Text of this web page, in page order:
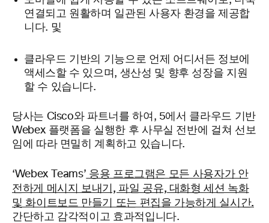
연결되고 원활하며 일관된 사용자 환경을 제공합
니다. 및
클라우드 기반의 기능으로 언제 어디서든 정보에
액세스할 수 있으며, 생산성 및 향후 성장을 지원
할 수 있습니다.
당사는 Cisco와 파트너를 하여, 5에서 클라우드 기반
Webex 플랫폼을 실행한 후 사무실 전반에 걸쳐 선보
임에 따라 면밀히 계획하고 있습니다.
‘Webex Teams’ 응용 프로그램은 모든 사용자가 안
전하게 메시지 보내기, 파일 공유, 대화형 세션 녹화
및 화이트보드 만들기 또는 편집을 가능하게 실시간.
간단하고 감각적이고 효과적입니다.